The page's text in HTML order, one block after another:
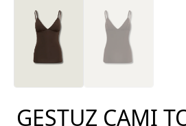
GESTUZ CAMI